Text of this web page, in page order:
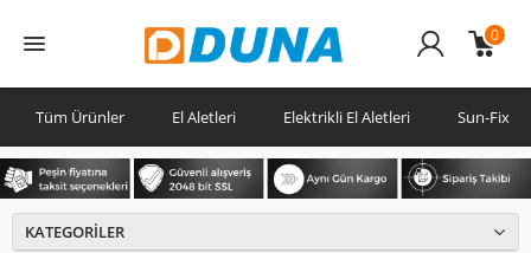
0
Tüm Ürünler El Aletleri Elektrikli El Aletleri Sun-Fix
KATEGORILER